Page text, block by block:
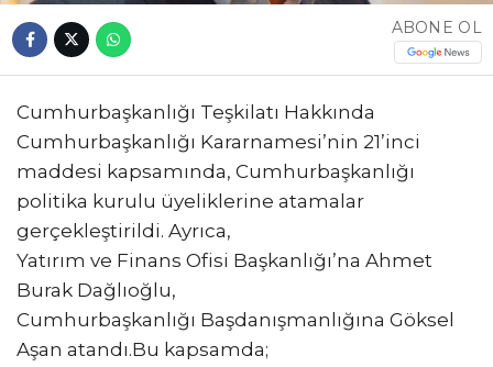
ABONE OL
Cumhurbaşkanlığı Teşkilatı Hakkında
Cumhurbaşkanlığı Kararnamesi’nin 21’inci
maddesi kapsamında, Cumhurbaşkanlığı
politika kurulu üyeliklerine atamalar
gerçekleştirildi. Ayrıca,
Yatırım ve Finans Ofisi Başkanlığı’na Ahmet
Burak Dağlıoğlu,
Cumhurbaşkanlığı Başdanışmanlığına Göksel
Aşan atandı.Bu kapsamda;